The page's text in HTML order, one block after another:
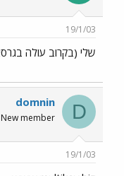
19/1/03
שלי (בקרוב עולה
D
domnin
New member
19/1/03